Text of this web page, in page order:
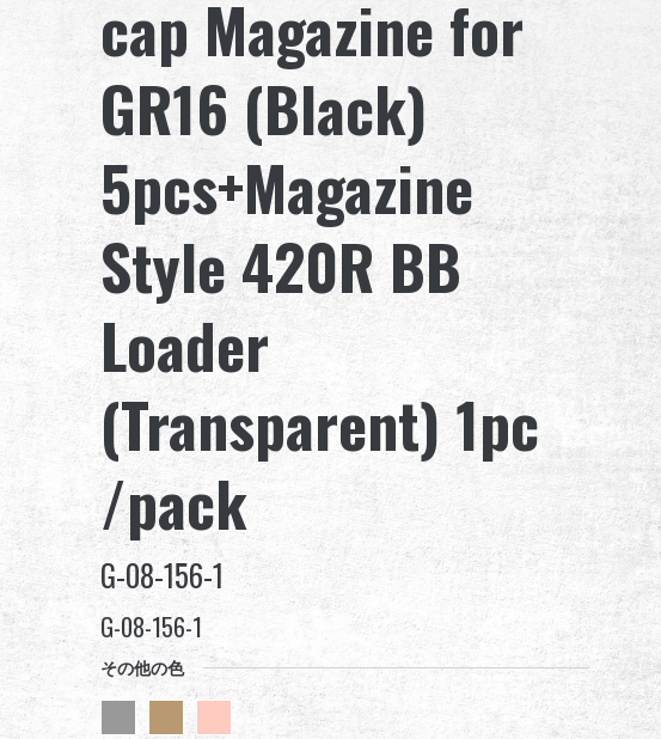
cap Magazine for
GR16 (Black)
5pcs+Magazine
Style 420R BB
Loader
(Transparent) 1pc
/pack
G-08-156-1
G-08-156-1
その他の色